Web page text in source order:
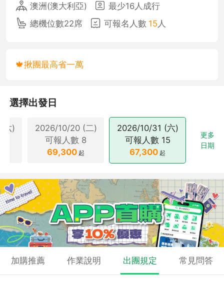
澳洲(澳大利亞)
最少16人成行
總機位數22席
可報名人數 15 人
🍁揪團最高省一萬
選擇出發日
六)
2026/10/20 (二)
可報人數 8
69,300 起
2026/10/31 (六)
可報人數 15
67,300 起
更多
日期
加購推薦 作業說明 出團規定 常見問答